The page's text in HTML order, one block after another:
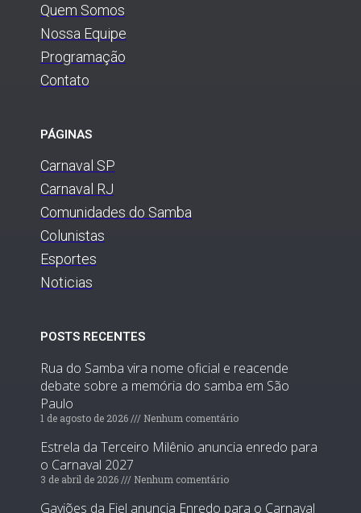
Quem Somos
Nossa Equipe
Programação
Contato
PÁGINAS
Carnaval SP
Carnaval RJ
Comunidades do Samba
Colunistas
Esportes
Noticias
POSTS RECENTES
Rua do Samba vira nome oficial e reacende
debate sobre a memória do samba em São
Paulo
1 de agosto de 2026 Nenhum comentário
Estrela da Terceiro Milênio anuncia enredo para
o Carnaval 2027
3 de abril de 2026 Nenhum comentário
Gaviões da Fiel anuncia Enredo para o Carnaval